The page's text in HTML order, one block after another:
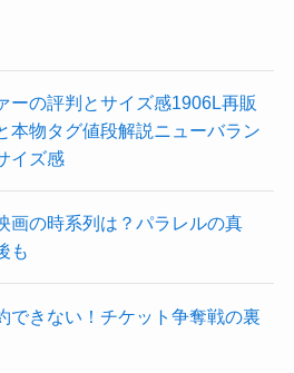
ーの評判とサイズ感1906L再販
本物タグ値段解説ニューバラン
イズ感
画の時系列は？パラレルの真
も
できない！チケット争奪戦の裏